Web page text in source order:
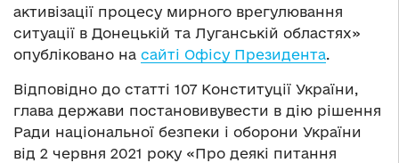
активізації процесу мирного врегулювання
ситуації в Донецькій та Луганській областях»
опубліковано на сайті Офісу Президента.
Відповідно до статті 107 Конституції України,
глава держави постановивувести в дію рішення
Ради національної безпеки і оборони України
від 2 червня 2021 року «Про деякі питання